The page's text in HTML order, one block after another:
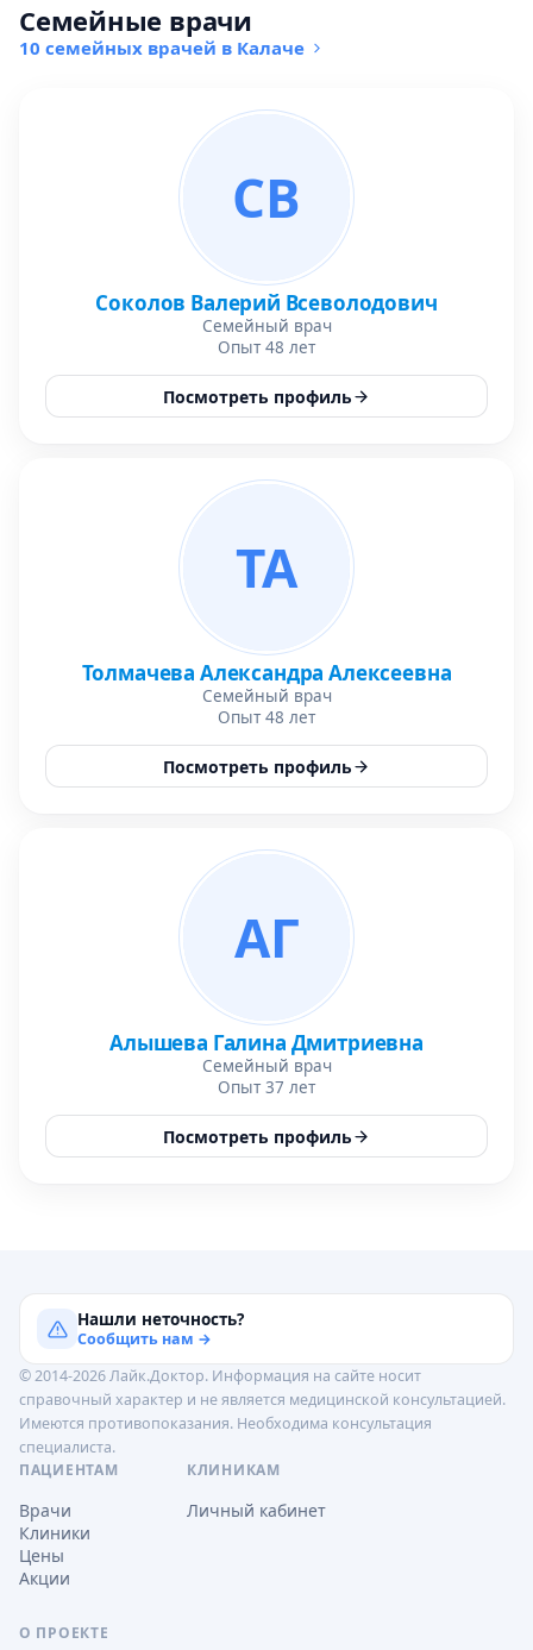
Семейные врачи
10 семейных врачей в Калаче
СВ
Соколов Валерий Всеволодович
Семейный врач
Опыт 48 лет
Посмотреть профиль
ТА
Толмачева Александра Алексеевна
Семейный врач
Опыт 48 лет
Посмотреть профиль
АГ
Алышева Галина Дмитриевна
Семейный врач
Опыт 37 лет
Посмотреть профиль
Нашли неточность?
Сообщить нам →
© 2014-2026 Лайк.Доктор. Информация на сайте носит
справочный характер и не является медицинской консультацией.
Имеются противопоказания. Необходима консультация
специалиста.
ПАЦИЕНТАМ
Врачи
Клиники
Цены
Акции
КЛИНИКАМ
Личный кабинет
О ПРОЕКТЕ